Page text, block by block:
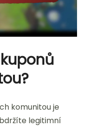
komunitou je
legitimní